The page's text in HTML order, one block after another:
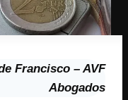
Francisco – AVF
Abogados